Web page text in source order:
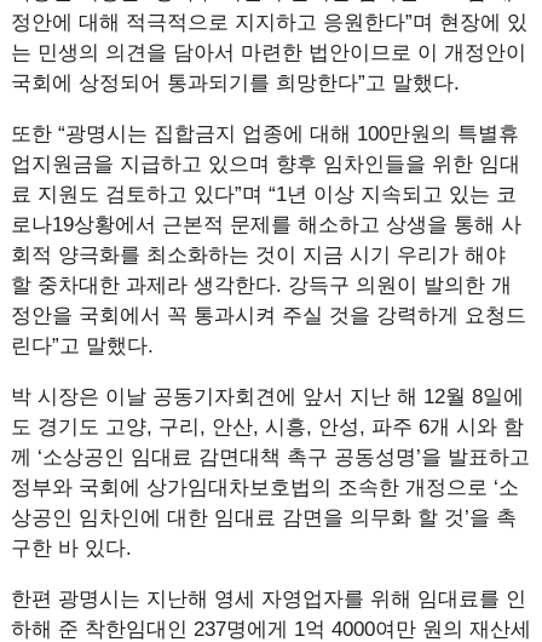
정안에 대해 적극적으로 지지하고 응원한다”며 현장에 있
는 민생의 의견을 담아서 마련한 법안이므로 이 개정안이
국회에 상정되어 통과되기를 희망한다”고 말했다.
또한 “광명시는 집합금지 업종에 대해 100만원의 특별휴
업지원금을 지급하고 있으며 향후 임차인들을 위한 임대
료 지원도 검토하고 있다”며 “1년 이상 지속되고 있는 코
로나19상황에서 근본적 문제를 해소하고 상생을 통해 사
회적 양극화를 최소화하는 것이 지금 시기 우리가 해야
할 중차대한 과제라 생각한다. 강득구 의원이 발의한 개
정안을 국회에서 꼭 통과시켜 주실 것을 강력하게 요청드
린다”고 말했다.
박 시장은 이날 공동기자회견에 앞서 지난 해 12월 8일에
도 경기도 고양, 구리, 안산, 시흥, 안성, 파주 6개 시와 함
께 ‘소상공인 임대료 감면대책 촉구 공동성명’을 발표하고
정부와 국회에 상가임대차보호법의 조속한 개정으로 ‘소
상공인 임차인에 대한 임대료 감면을 의무화 할 것’을 촉
구한 바 있다.
한편 광명시는 지난해 영세 자영업자를 위해 임대료를 인
하해 준 착한임대인 237명에게 1억 4000여만 원의 재산세